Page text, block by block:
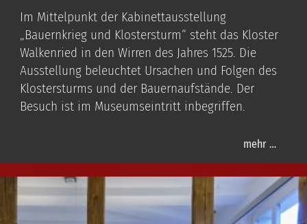
Im Mittelpunkt der Kabinettausstellung
„Bauernkrieg und Klostersturm“ steht das Kloster
Walkenried in den Wirren des Jahres 1525. Die
Ausstellung beleuchtet Ursachen und Folgen des
Klostersturms und der Bauernaufstände. Der
Besuch ist im Museumseintritt inbegriffen.
mehr …